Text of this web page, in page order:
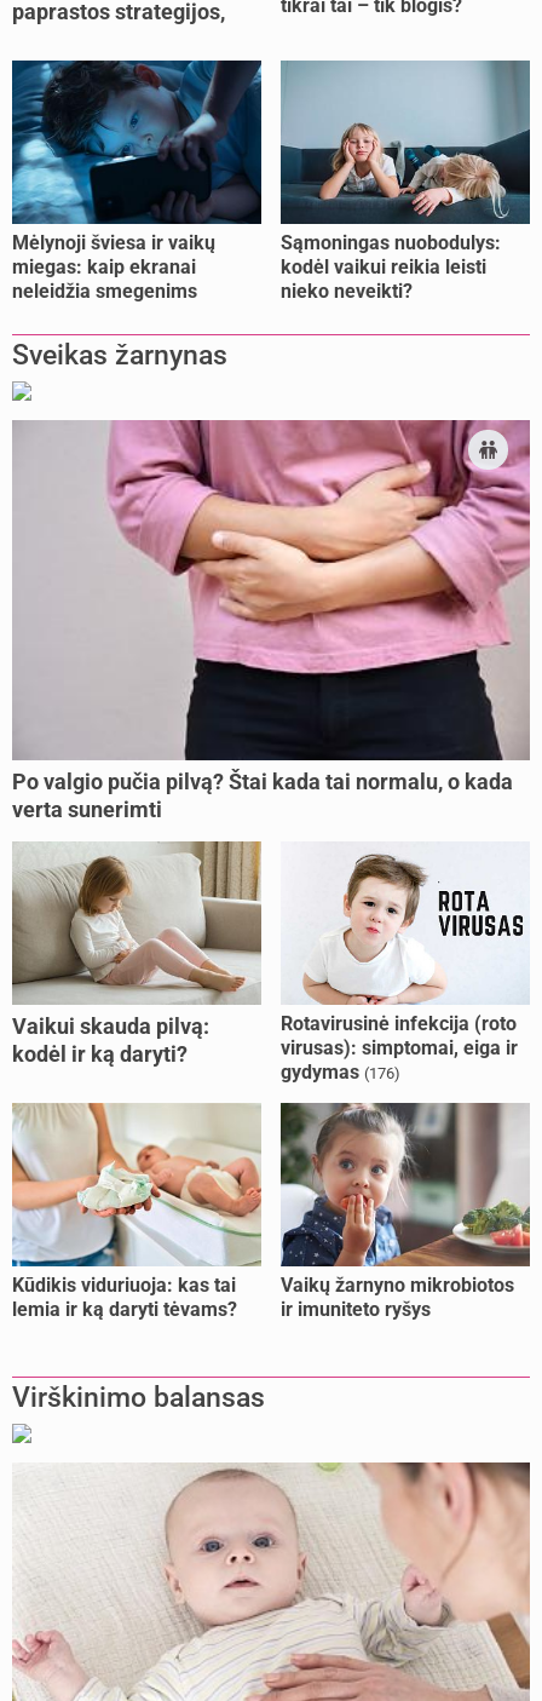
paprastos strategijos,
jėgas
tikrai tai – tik blogis?
Mėlynoji šviesa ir vaikų
miegas: kaip ekranai
neleidžia smegenims
Sąmoningas nuobodulys:
kodėl vaikui reikia leisti
nieko neveikti?
Sveikas žarnynas
Po valgio pučia pilvą? Štai kada tai normalu, o kada
verta sunerimti
Vaikui skauda pilvą:
kodėl ir ką daryti?
Rotavirusinė infekcija (roto
virusas): simptomai, eiga ir
gydymas (176)
Kūdikis viduriuoja: kas tai
lemia ir ką daryti tėvams?
Vaikų žarnyno mikrobiotos
ir imuniteto ryšys
Virškinimo balansas